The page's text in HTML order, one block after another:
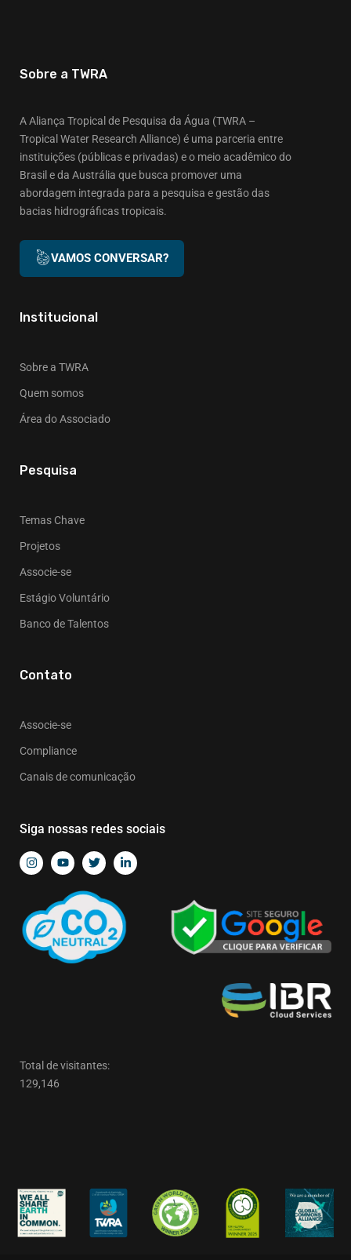
Sobre a TWRA
A Aliança Tropical de Pesquisa da Água (TWRA –
Tropical Water Research Alliance) é uma parceria entre
instituições (públicas e privadas) e o meio acadêmico do
Brasil e da Austrália que busca promover uma
abordagem integrada para a pesquisa e gestão das
bacias hidrográficas tropicais.
VAMOS CONVERSAR?
Institucional
Sobre a TWRA
Quem somos
Área do Associado
Pesquisa
Temas Chave
Projetos
Associe-se
Estágio Voluntário
Banco de Talentos
Contato
Associe-se
Compliance
Canais de comunicação
Siga nossas redes sociais
Total de visitantes:
129,146